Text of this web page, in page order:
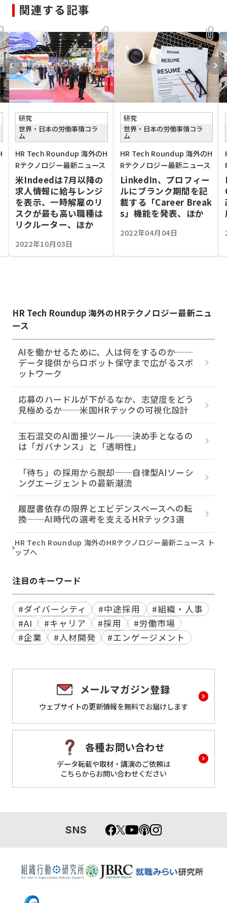
関連する記事
研究
世界・日本の労働事情コラ
ム
HR Tech Roundup 海外のH
Rテクノロジー最新ニュース
米Indeedは7月以降の
求人情報に給与レンジ
を表示、一時解雇のリ
スクが最も高い職種は
リクルーター、ほか
2022年10月03日
研究
世界・日本の労働事情コラ
ム
HR Tech Roundup 海外のH
Rテクノロジー最新ニュース
LinkedIn、プロフィー
ルにブランク期間を記
載する「Career Break
s」機能を発表、ほか
2022年04月04日
HR Tech Roundup 海外のHRテクノロジー最新ニュ
ース
AIを働かせるために、人は何をするのか──
データ提供からロボット保守まで広がるスポ
ットワーク
応募のハードルが下がるなか、志望度をどう
見極めるか──米国HRテックの可視化設計
玉石混交のAI面接ツール──決め手となるの
は「ガバナンス」と「透明性」
「待ち」の採用から脱却──自律型AIソーシ
ングエージェントの最新潮流
履歴書依存の限界とエビデンスベースへの転
換──AI時代の選考を支えるHRテック3選
HR Tech Roundup 海外のHRテクノロジー最新ニュース ト
ップへ
注目のキーワード
#ダイバーシティ #中途採用
#組織・人事
#AI
#キャリア #採用
#労働市場
#企業
#人材開発 #エンゲージメント
メールマガジン登録
ウェブサイトの更新情報を無料でお届けします
各種お問い合わせ
データ転載や取材・講演のご依頼は
こちらからお問い合わせください
SNS